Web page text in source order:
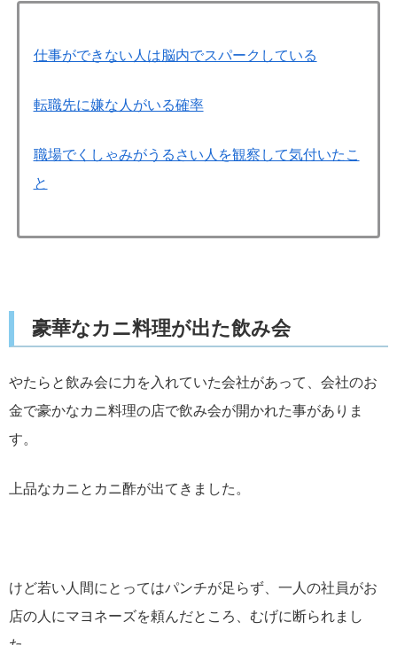
仕事ができない人は脳内でスパークしている
転職先に嫌な人がいる確率
職場でくしゃみがうるさい人を観察して気付いたこ
と
豪華なカニ料理が出た飲み会
やたらと飲み会に力を入れていた会社があって、会社のお
金で豪かなカニ料理の店で飲み会が開かれた事がありま
す。
上品なカニとカニ酢が出てきました。
けど若い人間にとってはパンチが足らず、一人の社員がお
店の人にマヨネーズを頼んだところ、むげに断られまし